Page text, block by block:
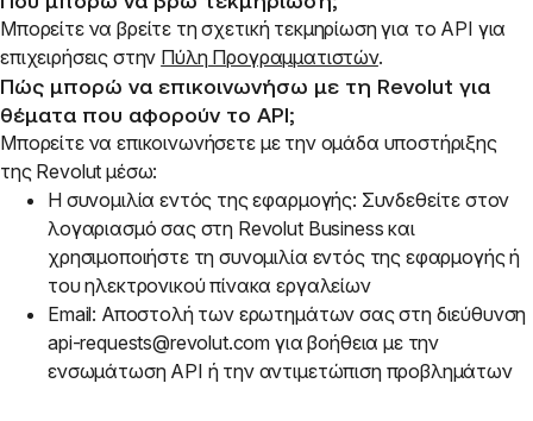
Μπορείτε να βρείτε τη σχετική τεκμηρίωση για το ΑΡΙ για
επιχειρήσεις στην Πύλη Προγραμματιστών.
Πώς μπορώ να επικοινωνήσω με τη Revolut για
θέματα που αφορούν το API;
Μπορείτε να επικοινωνήσετε με την ομάδα υποστήριξης
της Revolut μέσω:
Η συνομιλία εντός της εφαρμογής: Συνδεθείτε στον
λογαριασμό σας στη Revolut Business και
χρησιμοποιήστε τη συνομιλία εντός της εφαρμογής ή
του ηλεκτρονικού πίνακα εργαλείων
Email: Αποστολή των ερωτημάτων σας στη διεύθυνση
api-requests@revolut.com για βοήθεια με την
ενσωμάτωση API ή την αντιμετώπιση προβλημάτων